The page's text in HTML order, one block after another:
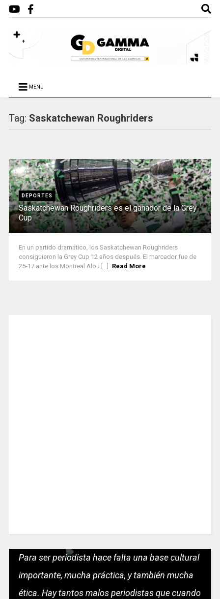
MENU
Tag: Saskatchewan Roughriders
DEPORTES
Saskatchewan Roughriders es el ganador de la Grey
Cup
En un partido dramático, los Saskatchewan Roughriders
consiguieron la Grey Cup 12 años después. El marcador fue de
25-17 ante los Montreal Alou [...]
Read More
Para ser periodista hace falta una base cultural
importante, mucha práctica, y también mucha
ética. Hay tantos malos periodistas que cuando